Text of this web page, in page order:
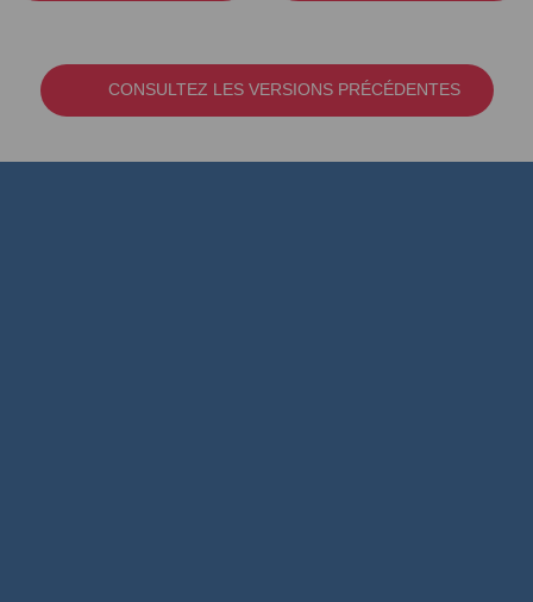
CONSULTEZ LES VERSIONS PRÉCÉDENTES